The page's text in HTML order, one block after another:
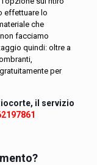
effettuare lo
che
facciamo
quindi: oltre a
per
il servizio